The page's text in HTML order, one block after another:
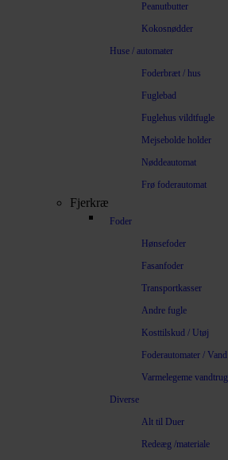
Peanutbutter
Kokosnødder
Huse / automater
Foderbræt / hus
Fuglebad
Fuglehus vildtfugle
Mejsebolde holder
Nøddeautomat
Frø foderautomat
Fjerkræ
Foder
Hønsefoder
Fasanfoder
Transportkasser
Andre fugle
Kosttilskud / Utøj
Foderautomater / Vand
Varmelegeme vandtrug
Diverse
Alt til Duer
Redeæg /materiale